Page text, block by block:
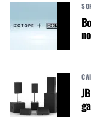
— streaming
pública
Não — o porte